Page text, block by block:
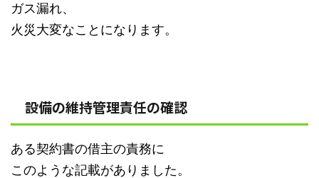
ガス漏れ、
火災大変なことになります。
設備の維持管理責任の確認
ある契約書の借主の責務に
このような記載がありました。